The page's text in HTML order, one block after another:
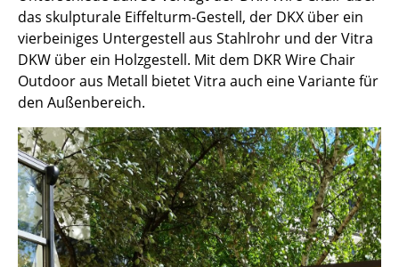
Teppiche
Vorhänge
... alle Accessoires
Räume
Zuhause
Wohnzimmer
Esszimmer
das skulpturale Eiffelturm-Gestell, der DKX über ein
vierbeiniges Untergestell aus Stahlrohr und der Vitra
DKW über ein Holzgestell. Mit dem DKR Wire Chair
Outdoor aus Metall bietet Vitra auch eine Variante für
den Außenbereich.